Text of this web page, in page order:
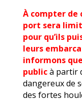
À compter de
port sera
pour qu’ils
leurs
informons
publicà partir
dangereux de
des fortes